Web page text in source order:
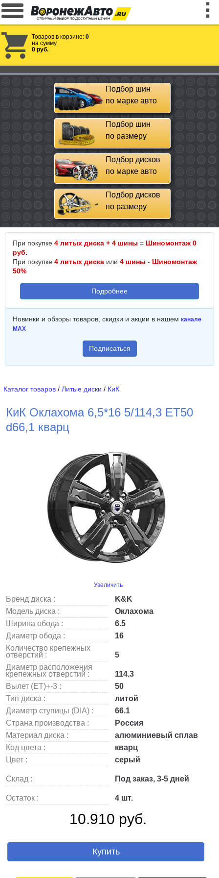
Товаров в корзине: 0
на сумму
0 руб.
Подбор шин
по марке авто
Подбор шин
по размеру
Подбор дисков
по марке авто
Подбор дисков
по размеру
При покупке 4 литых диска + 4 шины = Шиномонтаж 0
руб.
При покупке 4 литых диска или 4 шины - Шиномонтаж
50%
Подробнее
Новинки и обзоры товаров, скидки и акции в нашем канале
MAX
Подписаться
Каталог товаров / Литые диски / КиК
КиК Оклахома 6,5*16 5/114,3 ET50
d66,1 кварц
Увеличить
Бренд диска :
K&K
Модель диска :
Оклахома
Ширина обода :
6.5
Диаметр обода :
16
Количество крепежных
отверстий :
5
Диаметр расположения
крепежных отверстий :
114.3
Вылет (ET)+-3 :
50
Тип диска :
литой
Диаметр ступицы (DIA) :
66.1
Страна производства :
Россия
Материал диска :
алюминиевый сплав
Код цвета :
кварц
Цвет :
серый
Склад : Под заказ, 3-5 дней
Остаток : 4 шт.
10.910 руб.
Купить